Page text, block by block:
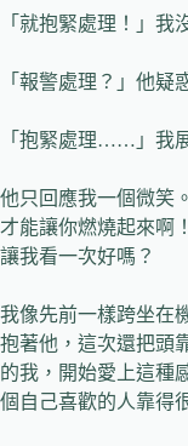
「就抱緊處理！」我
「報警處理？」他疑
「抱緊處理……」我
他只回應我一個微笑
才能讓你燃燒起來啊
讓我看一次好嗎？
我像先前一樣跨坐在
抱著他，這次還把頭
的我，開始愛上這種
個自己喜歡的人靠得